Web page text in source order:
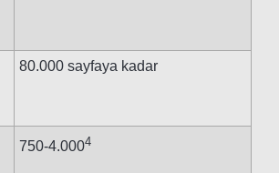
80.000 sayfaya kadar
750-4.0004